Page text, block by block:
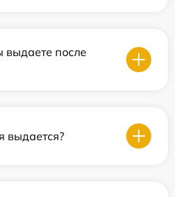
после
выдается?